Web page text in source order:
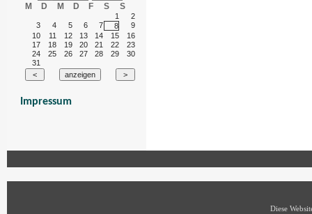
M D M D F S S
1
2
3
4 5 6 7 8
9
10
11 12 13 14 15
16
17
18 19 20 21 22
23
24
25 26 27 28 29
30
31
Impressum
Diese